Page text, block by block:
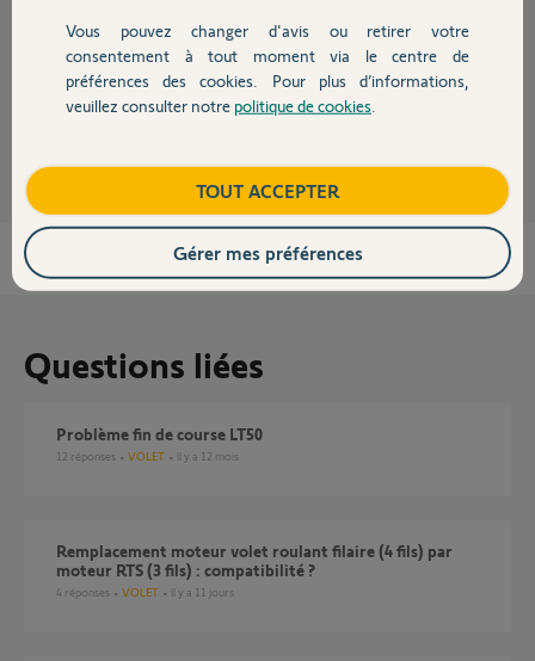
Devis avec un pro
Contact
pouvez placé un bouton radio (sans fil) là ou vous voulez.
https://boutique.somfy.fr/micro-module-pour-volet-roulant...
il y a plus de 7 ans
Questions liées
Problème fin de course LT50
12 réponses VOLET il y a 12 mois
Remplacement moteur volet roulant filaire (4 fils) par
moteur RTS (3 fils) : compatibilité ?
4 réponses VOLET il y a 11 jours
Vous pouvez changer d'avis ou retirer votre
consentement à tout moment via le centre de
préférences des cookies. Pour plus d’informations,
veuillez consulter notre politique de cookies
TOUT ACCEPTER
Gérer mes préférences